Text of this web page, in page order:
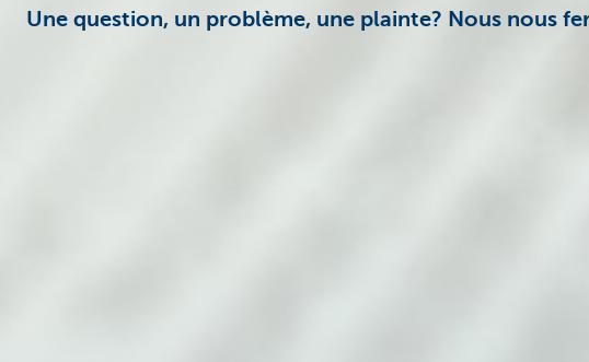
Une question, un problème, une plainte? Nous nous